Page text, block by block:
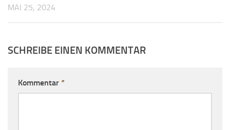
MAI 25, 2024
SCHREIBE EINEN KOMMENTAR
Kommentar *